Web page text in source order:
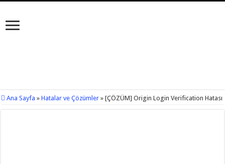
Ana Sayfa » Hatalar ve Çözümler » [ÇÖZÜM] Origin Login Verification Hatası